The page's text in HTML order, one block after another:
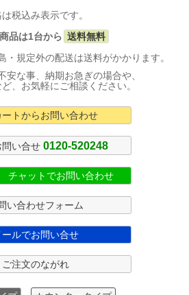
税込み表示です。
品は1台から 送料無料
規定外の配送は送料がかかります。
安な事、納期お急ぎの場合や、
、お気軽にご相談ください。
ートからお問い合わせ
い合せ 0120-520248
チャットでお問い合わせ
い合わせフォーム
ールでお問い合せ
ご注文のながれ